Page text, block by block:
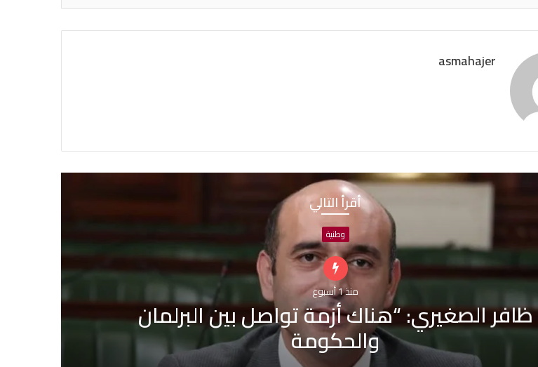
asmahajer
أقرأ التالي
أحداث
منذ 1 أسبوع
إشاعة حريق سجن المسعدين: ‬إيقاف 6 أشخاص بينهم
4 نساء